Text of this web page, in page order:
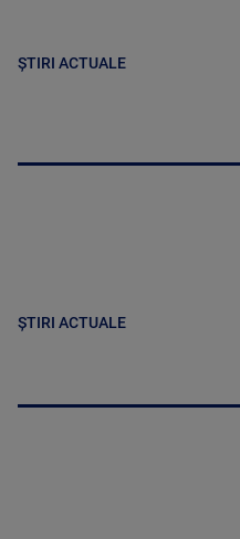
ȘTIRI ACTUALE
ȘTIRI ACTUALE